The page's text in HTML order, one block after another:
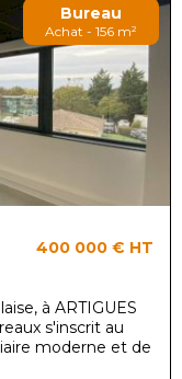
Bureau
Achat - 156 m²
400 000 € HT
à ARTIGUES
s'inscrit au
moderne et de